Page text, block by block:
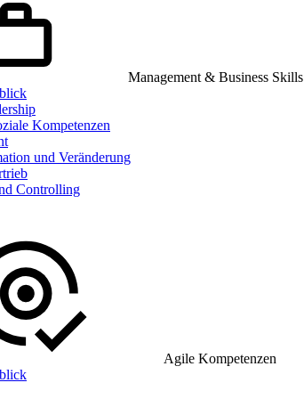
Management & Business Skills
Kompetenzen
und Veränderung
Controlling
Agile Kompetenzen